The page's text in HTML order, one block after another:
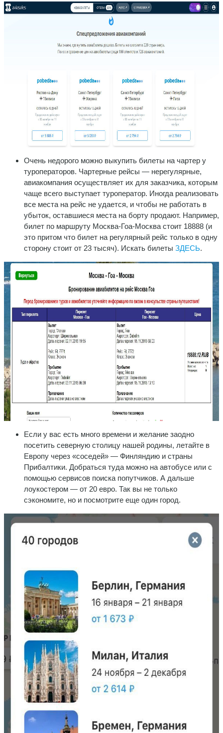
Очень недорого можно выкупить билеты на чартер у
туроператоров. Чартерные рейсы — нерегулярные,
авиакомпания осуществляет их для заказчика, которым
чаще всего выступает туроператор. Иногда реализовать
все места на рейс не удается, и чтобы не работать в
убыток, оставшиеся места на борту продают. Например,
билет по маршруту Москва-Гоа-Москва стоит 18888 (и
это притом что билет на регулярный рейс только в одну
сторону стоит от 23 тысяч). Искать билеты ЗДЕСЬ.
Если у вас есть много времени и желание заодно
посетить северную столицу нашей родины, летайте в
Европу через «соседей» — Финляндию и страны
Прибалтики. Добраться туда можно на автобусе или с
помощью сервисов поиска попутчиков. А дальше
лоукостером — от 20 евро. Так вы не только
сэкономите, но и посмотрите еще один город.